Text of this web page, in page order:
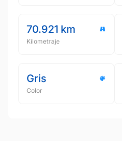
70.921 km
Kilometraje
Gris
Color